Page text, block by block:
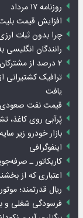
روزنامه ۱۷ مرداد
افزایش قیمت
چرا بدون ثبات
رانندگان
۲ درصد از مشترکان ۱۰ درصد برق خانگی را مصرف می‌کنند!
یافت
قیمت نفت صعودی
پُرآبی روی کاغذ،
بازار خودرو زیر
اینفوگرافی
کاریکاتور ـ
اعتباری که از
ریال قدرتمند؛
فرسودگی شغلی و